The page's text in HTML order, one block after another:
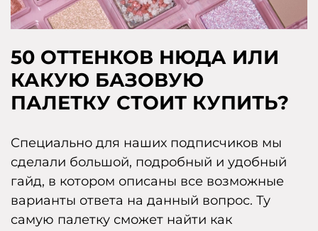
50 ОТТЕНКОВ НЮДА ИЛИ
КАКУЮ БАЗОВУЮ
ПАЛЕТКУ СТОИТ КУПИТЬ?
Специально для наших подписчиков мы
сделали большой, подробный и удобный
гайд, в котором описаны все возможные
варианты ответа на данный вопрос. Ту
самую палетку сможет найти как